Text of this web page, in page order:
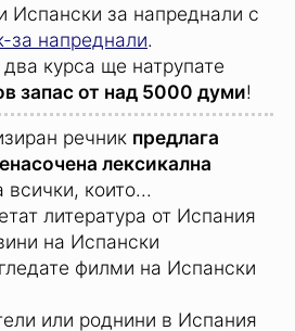
Испански за напреднали с
за напреднали.
курса ще натрупате
запас от над 5000 думи!
речник предлага
лексикална
всички, които...
литература от Испания
на Испански
филми на Испански
или роднини в Испания